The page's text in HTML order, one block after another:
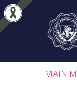
MAIN